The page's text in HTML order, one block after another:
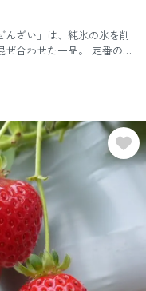
ざい」は、純氷の氷を削
ぜ合わせた一品。 定番の人